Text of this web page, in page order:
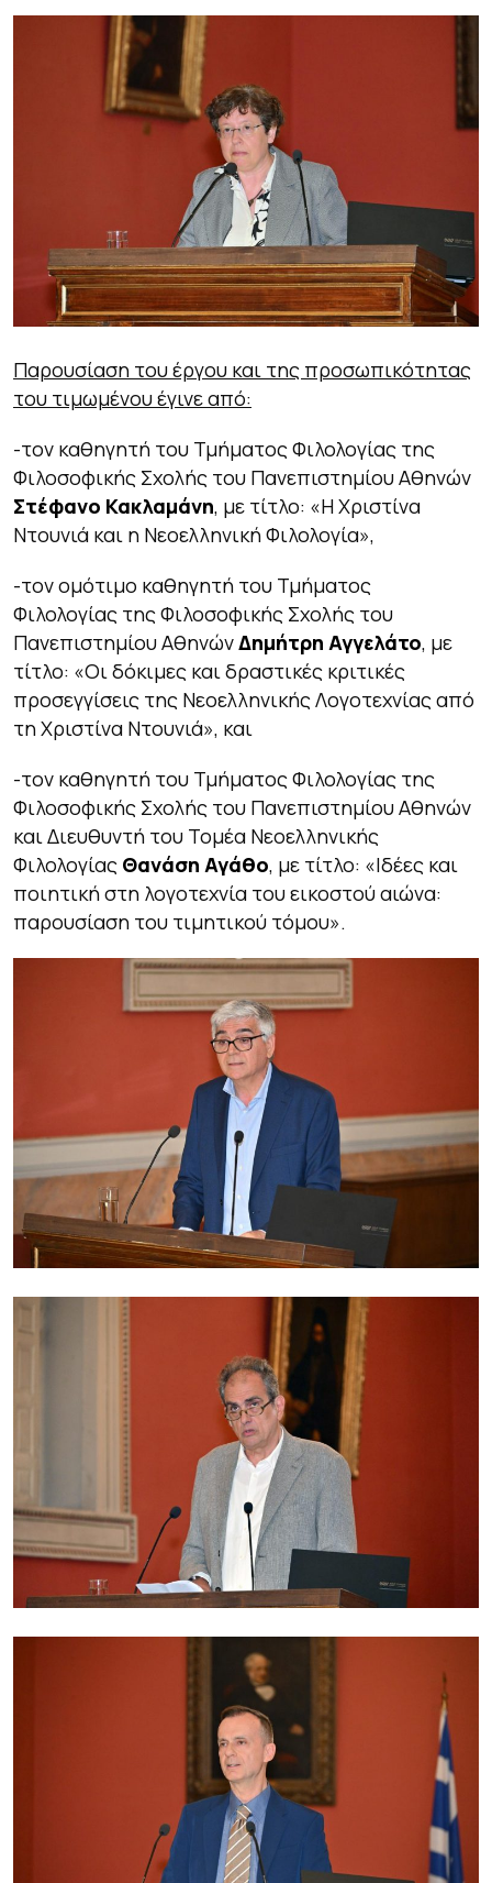
Παρουσίαση του έργου και της προσωπικότητας
του τιμωμένου έγινε από:
-τον καθηγητή του Τμήματος Φιλολογίας της
Φιλοσοφικής Σχολής του Πανεπιστημίου Αθηνών
Στέφανο Κακλαμάνη, με τίτλο: «Η Χριστίνα
Ντουνιά και η Νεοελληνική Φιλολογία»,
-τον ομότιμο καθηγητή του Τμήματος
Φιλολογίας της Φιλοσοφικής Σχολής του
Πανεπιστημίου ΑθηνώνΔημήτρη Αγγελάτο, με
τίτλο: «Οι δόκιμες και δραστικές κριτικές
προσεγγίσεις της Νεοελληνικής Λογοτεχνίας από
τη Χριστίνα Ντουνιά», και
-τον καθηγητή του Τμήματος Φιλολογίας της
Φιλοσοφικής Σχολής του Πανεπιστημίου Αθηνών
και Διευθυντή του Τομέα Νεοελληνικής
Φιλολογίας Θανάση Αγάθο, με τίτλο: «Ιδέες και
ποιητική στη λογοτεχνία του εικοστού αιώνα:
παρουσίαση του τιμητικού τόμου».